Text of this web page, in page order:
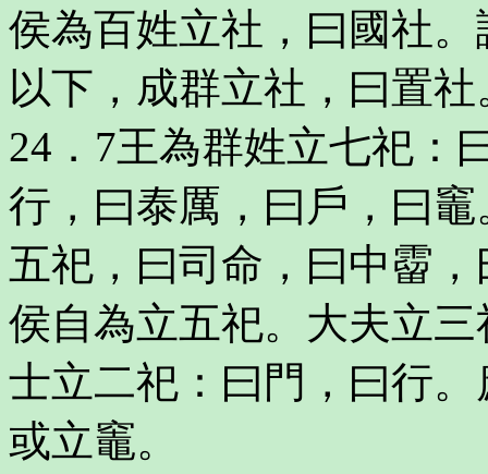
侯為百姓立社，曰國社
以下，成群立社，曰置社
24．7王為群姓立七祀：
行，曰泰厲，曰戶，曰
五祀，曰司命，曰中霤
侯自為立五祀。大夫立
士立二祀：曰門，曰行
或立竈。